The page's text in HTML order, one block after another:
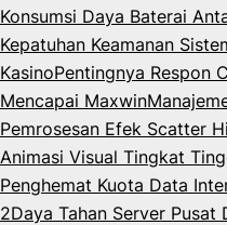
Konsumsi Daya Baterai
Kepatuhan Keamanan
KasinoPentingnya Respon
Mencapai Maxwin
Pemrosesan Efek Scatter
Animasi Visual Tingkat
Penghemat Kuota Data
2Daya Tahan Server